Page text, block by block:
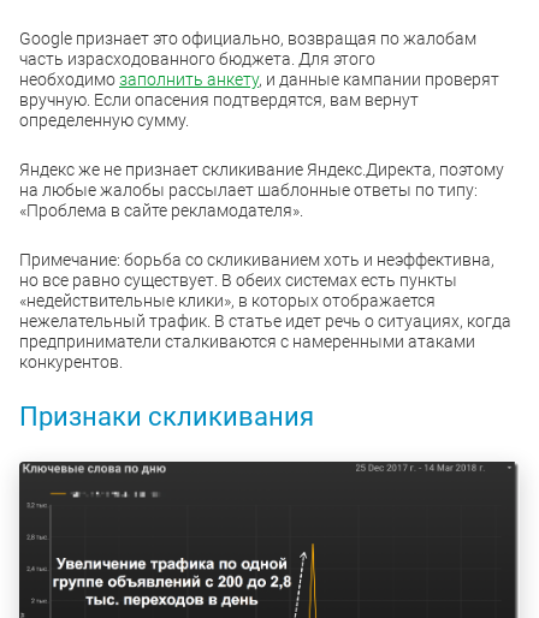
Google признает это официально, возвращая по жалобам
часть израсходованного бюджета. Для этого
необходимозаполнить анкету, и данные кампании проверят
вручную. Если опасения подтвердятся, вам вернут
определенную сумму.
Яндекс же не признает скликивание Яндекс.Директа, поэтому
на любые жалобы рассылает шаблонные ответы по типу:
«Проблема в сайте рекламодателя».
Примечание: борьба со скликиванием хоть и неэффективна,
но все равно существует. В обеих системах есть пункты
«недействительные клики», в которых отображается
нежелательный трафик. В статье идет речь о ситуациях, когда
предприниматели сталкиваются с намеренными атаками
конкурентов.
Признаки скликивания